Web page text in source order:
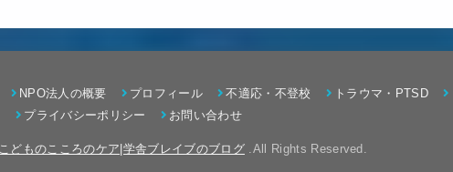
NPO法人の概要 プロフィール 不適応・不登校 トラウマ・PTSD
プライバシーポリシー
お問い合わせ
こどものこころのケア|学舎ブレイブのブログ.All Rights Reserved.